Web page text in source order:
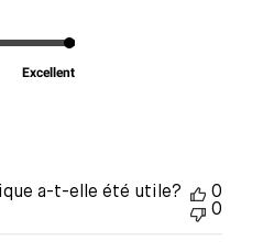
Excellent
a-t-elle été utile?
0
0